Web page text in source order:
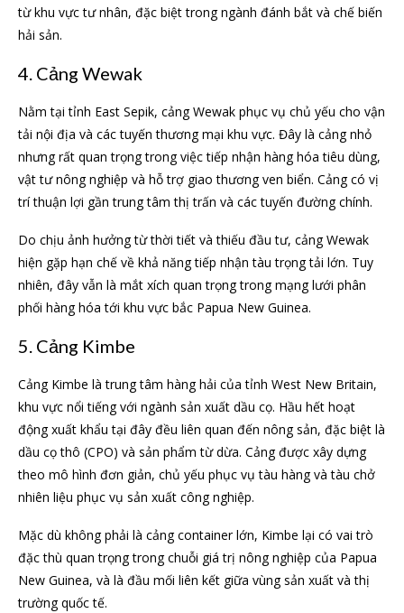
từ khu vực tư nhân, đặc biệt trong ngành đánh bắt và chế biến
hải sản.
4. Cảng Wewak
Nằm tại tỉnh East Sepik, cảng Wewak phục vụ chủ yếu cho vận
tải nội địa và các tuyến thương mại khu vực. Đây là cảng nhỏ
nhưng rất quan trọng trong việc tiếp nhận hàng hóa tiêu dùng,
vật tư nông nghiệp và hỗ trợ giao thương ven biển. Cảng có vị
trí thuận lợi gần trung tâm thị trấn và các tuyến đường chính.
Do chịu ảnh hưởng từ thời tiết và thiếu đầu tư, cảng Wewak
hiện gặp hạn chế về khả năng tiếp nhận tàu trọng tải lớn. Tuy
nhiên, đây vẫn là mắt xích quan trọng trong mạng lưới phân
phối hàng hóa tới khu vực bắc Papua New Guinea.
5. Cảng Kimbe
Cảng Kimbe là trung tâm hàng hải của tỉnh West New Britain,
khu vực nổi tiếng với ngành sản xuất dầu cọ. Hầu hết hoạt
động xuất khẩu tại đây đều liên quan đến nông sản, đặc biệt là
dầu cọ thô (CPO) và sản phẩm từ dừa. Cảng được xây dựng
theo mô hình đơn giản, chủ yếu phục vụ tàu hàng và tàu chở
nhiên liệu phục vụ sản xuất công nghiệp.
Mặc dù không phải là cảng container lớn, Kimbe lại có vai trò
đặc thù quan trọng trong chuỗi giá trị nông nghiệp của Papua
New Guinea, và là đầu mối liên kết giữa vùng sản xuất và thị
trường quốc tế.